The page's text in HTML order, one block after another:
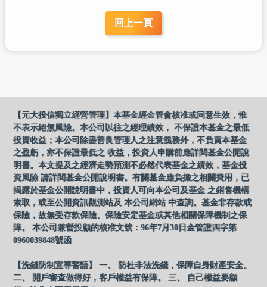
回上一頁
【元大投信獨立經營管理】本基金經金管會核准或同意生效，惟
不表示絕無風險。本公司以往之經理績效， 不保證本基金之最低
投資收益；本公司除盡善良管理人之注意義務外，不負責本基金
之盈虧，亦不保證最低之 收益，投資人申購前應詳閱基金公開說
明書。本文提及之經濟走勢預測不必然代表基金之績效，基金投
資風險 請詳閱基金公開說明書。有關基金應負擔之相關費用，已
揭露於基金公開說明書中，投資人可向本公司及基金 之銷售機構
索取，或至公開資訊觀測站及 本公司網站 中查詢。基金非存款或
保險，故無受存款保險、保險安定基金或其他相關保障機制之保
障。 本公司兼營投顧的核准文號：96年7月30日金管證四字第
0960039848號函
【洗錢防制宣導警語】 一、 防杜非法洗錢，保障自身財產安全。
二、 開戶審查做得好，客戶權益有保障。 三、 自己權益要顧